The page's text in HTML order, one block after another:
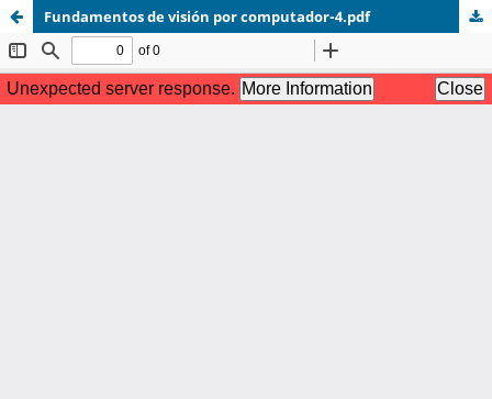
Fundamentos de visión por computador-4.pdf